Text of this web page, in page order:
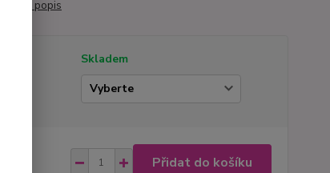
celý popis
Skladem
Přidat do košíku